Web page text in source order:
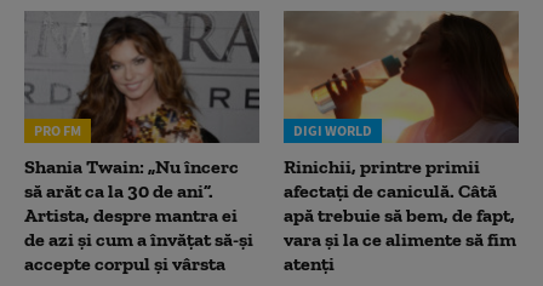
PRO FM
Shania Twain: „Nu încerc
să arăt ca la 30 de ani”.
Artista, despre mantra ei
de azi și cum a învățat să-și
accepte corpul și vârsta
DIGI WORLD
Rinichii, printre primii
afectați de caniculă. Câtă
apă trebuie să bem, de fapt,
vara și la ce alimente să fim
atenți